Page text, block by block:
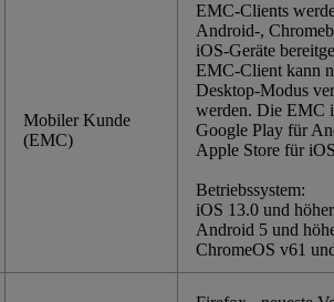
Mobiler Kunde
(EMC)
EMC-Clients
Android-,
iOS-Geräte
EMC-Client kann
Desktop-Modus
werden. Die EMC
Google Play für
Apple Store für
Betriebssystem:
iOS 13.0 und höher
Android 5 und
ChromeOS v61